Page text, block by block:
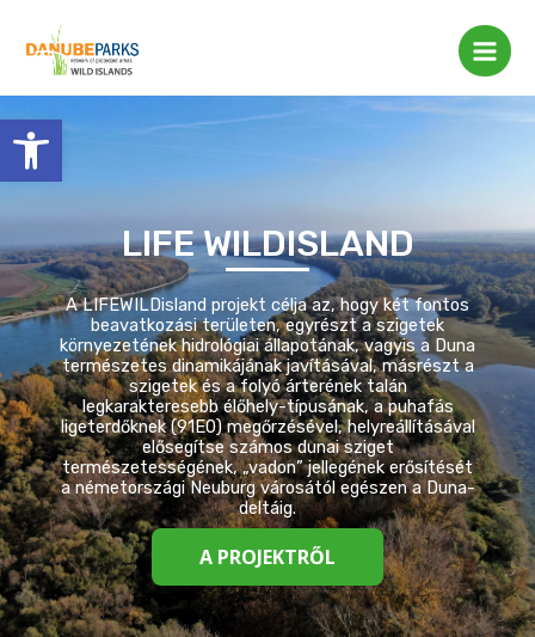
Eszköztár megnyitása
content
Main
LIFE WILDISLAND
A LIFEWILDisland projekt célja az, hogy két fontos
beavatkozási területen, egyrészt a szigetek
környezetének hidrológiai állapotának, vagyis a Duna
természetes dinamikájának javításával, másrészt a
szigetek és a folyó árterének talán
legkarakteresebb élőhely-típusának, a puhafás
ligeterdőknek (91E0) megőrzésével, helyreállításával
elősegítse számos dunai sziget
természetességének, „vadon” jellegének erősítését
a németországi Neuburg városától egészen a Duna-
deltáig.
A PROJEKTRŐL